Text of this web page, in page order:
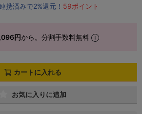
携済みで2%還元！ 59ポイント
円から。分割手数料無料
カートに入れる
お気に入りに追加